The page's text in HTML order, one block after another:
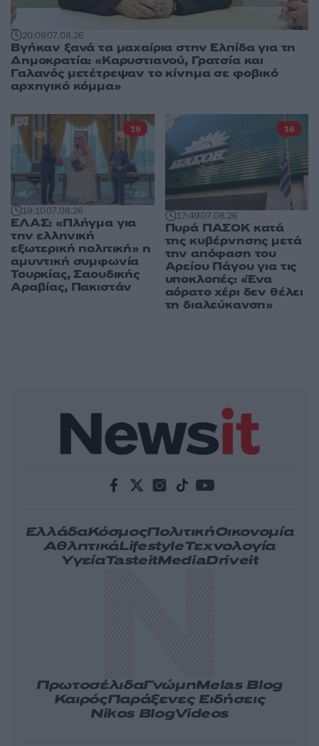
20:0907.08.26
Βγήκαν ξανά τα μαχαίρια στην Ελπίδα για τη
Δημοκρατία: «Καρυστιανού, Γρατσία και
Γαλανός μετέτρεψαν το κίνημα σε φοβικό
αρχηγικό κόμμα»
19:1007.08.26
ΕΛΑΣ: «Πλήγμα για
την ελληνική
εξωτερική πολιτική» η
αμυντική συμφωνία
Τουρκίας, Σαουδικής
Αραβίας, Πακιστάν
19
17:4907.08.26
Πυρά ΠΑΣΟΚ κατά
της κυβέρνησης μετά
την απόφαση του
Αρείου Πάγου για τις
υποκλοπές: «Ένα
αόρατο χέρι δεν θέλει
τη διαλεύκανση»
16
ΕλλάδαΚόσμοςΠολιτικήΟικονομία
ΑθλητικάLifestyleΤεχνολογία
ΥγείαTasteitMediaDriveit
ΠρωτοσέλιδαΓνώμηMelas Blog
ΚαιρόςΠαράξενες Ειδήσεις
Nikos BlogVideos